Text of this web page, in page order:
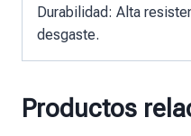
Durabilidad: Alta
desgaste.
Productos